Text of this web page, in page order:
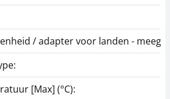
/ adapter voor landen -
[Max] (°C):